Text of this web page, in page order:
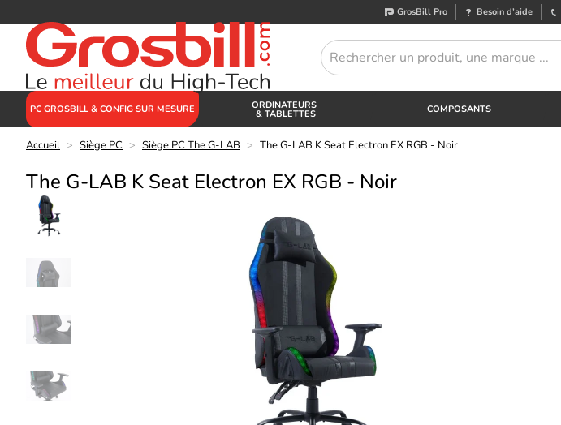
GrosBill Pro Besoin d’aide
PC GROSBILL & CONFIG SUR MESURE ORDINATEURS
& TABLETTES COMPOSANTS
Accueil > Siège PC > Siège PC The G-LAB > The G-LAB K Seat Electron EX RGB - Noir
The G-LAB K Seat Electron EX RGB - Noir